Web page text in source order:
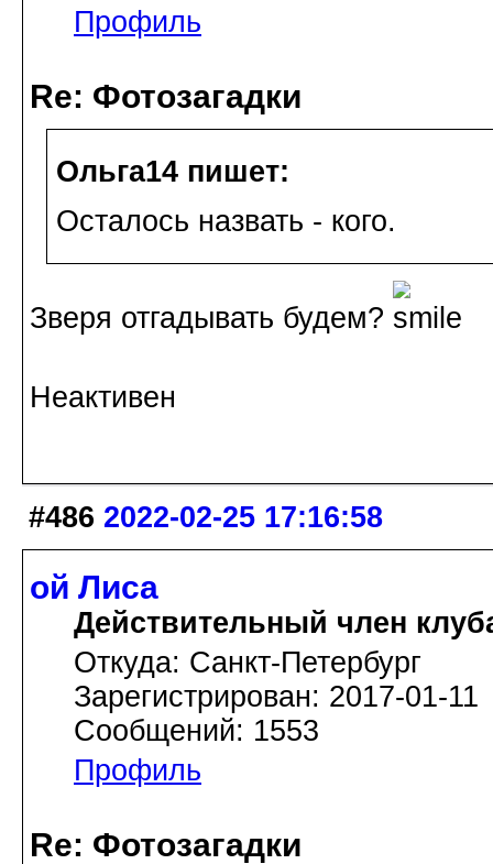
Профиль
Re: Фотозагадки
Ольга14 пишет:
Осталось назвать - кого.
Зверя отгадывать будем?
Неактивен
#486 2022-02-25 17:16:58
ой Лиса
Действительный член
Откуда: Санкт-Петербург
Зарегистрирован: 2017-01-11
Сообщений: 1553
Профиль
Re: Фотозагадки